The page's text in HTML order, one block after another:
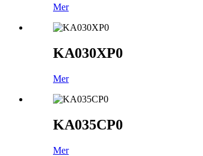
Mer
KA030XP0
Mer
KA035CP0
Mer